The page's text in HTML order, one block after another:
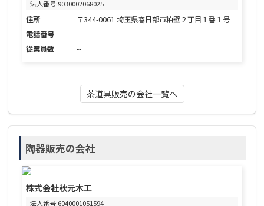
法人番号:9030002068025
住所
〒344-0061 埼玉県春日部市粕壁２丁目１番１号
電話番号
--
従業員数
--
茶道具販売の会社一覧へ
陶器販売の会社
株式会社秋元木工
法人番号:6040001051594